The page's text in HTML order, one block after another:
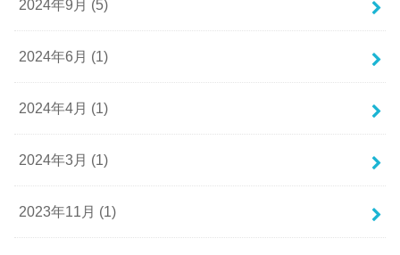
2024年9月 (5)
2024年6月 (1)
2024年4月 (1)
2024年3月 (1)
2023年11月 (1)